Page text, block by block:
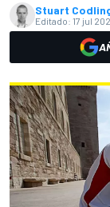
Stuart
Editado: 17 jul